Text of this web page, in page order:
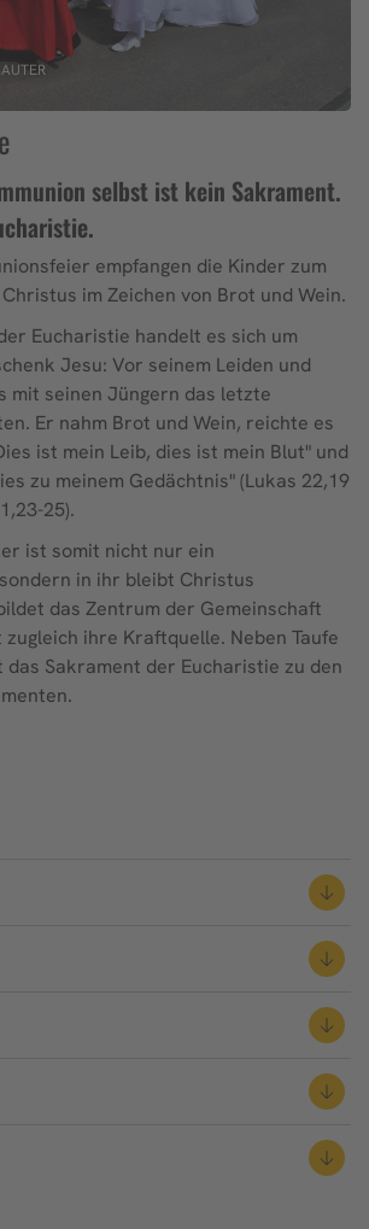
selbst ist kein Sakrament.
empfangen die Kinder zum
im Zeichen von Brot und Wein.
Eucharistie handelt es sich um
Jesu: Vor seinem Leiden und
mit seinen Jüngern das letzte
Er nahm Brot und Wein, reichte es
ist mein Leib, dies ist mein Blut" und
zu meinem Gedächtnis" (Lukas 22,19
25).
ist somit nicht nur ein
in ihr bleibt Christus
das Zentrum der Gemeinschaft
ihre Kraftquelle. Neben Taufe
das Sakrament der Eucharistie zu den